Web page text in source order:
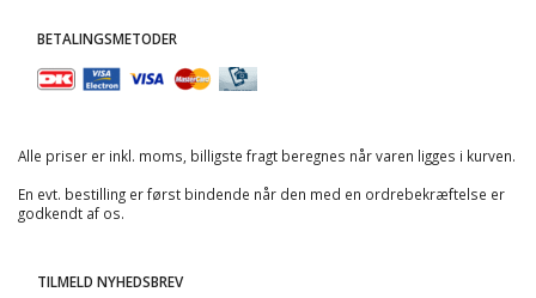
BETALINGSMETODER
Alle priser er inkl. moms, billigste fragt beregnes når varen ligges i kurven.
En evt. bestilling er først bindende når den med en ordrebekræftelse er
godkendt af os.
TILMELD NYHEDSBREV